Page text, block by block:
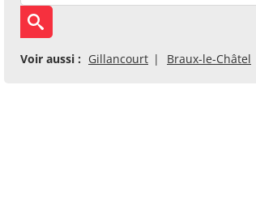
Voir aussi : Gillancourt Braux-le-Châtel